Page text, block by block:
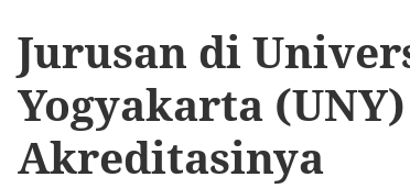
Jurusan di
Yogyakarta
Akreditasinya